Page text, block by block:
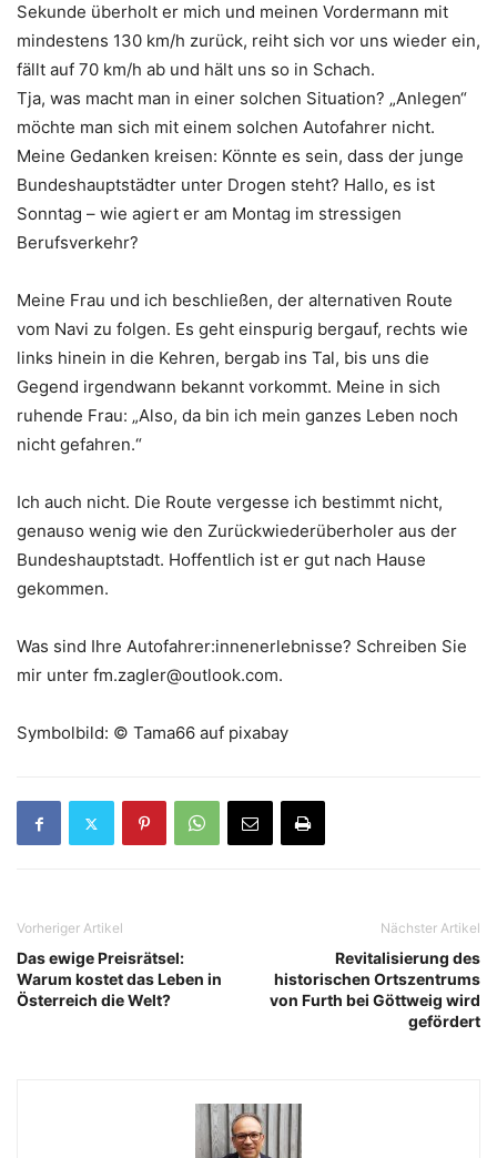
Sekunde überholt er mich und meinen Vordermann mit
mindestens 130 km/h zurück, reiht sich vor uns wieder ein,
fällt auf 70 km/h ab und hält uns so in Schach.
Tja, was macht man in einer solchen Situation? „Anlegen“
möchte man sich mit einem solchen Autofahrer nicht.
Meine Gedanken kreisen: Könnte es sein, dass der junge
Bundeshauptstädter unter Drogen steht? Hallo, es ist
Sonntag – wie agiert er am Montag im stressigen
Berufsverkehr?
Meine Frau und ich beschließen, der alternativen Route
vom Navi zu folgen. Es geht einspurig bergauf, rechts wie
links hinein in die Kehren, bergab ins Tal, bis uns die
Gegend irgendwann bekannt vorkommt. Meine in sich
ruhende Frau: „Also, da bin ich mein ganzes Leben noch
nicht gefahren.“
Ich auch nicht. Die Route vergesse ich bestimmt nicht,
genauso wenig wie den Zurückwiederüberholer aus der
Bundeshauptstadt. Hoffentlich ist er gut nach Hause
gekommen.
Was sind Ihre Autofahrer:innenerlebnisse? Schreiben Sie
mir unter fm.zagler@outlook.com.
Symbolbild: © Tama66 auf pixabay
Vorheriger Artikel
Das ewige Preisrätsel:
Warum kostet das Leben in
Österreich die Welt?
Nächster Artikel
Revitalisierung des
historischen Ortszentrums
von Furth bei Göttweig wird
gefördert